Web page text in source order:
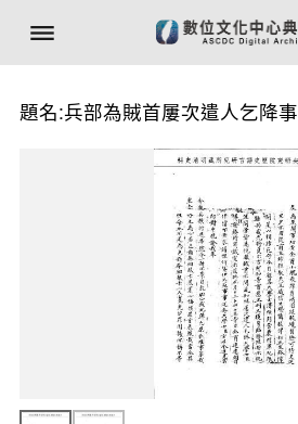
題名:兵部為賊首屢次遣人乞降事